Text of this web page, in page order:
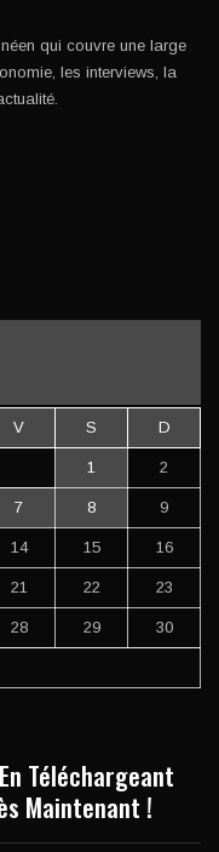
qui couvre une large
les interviews, la
V S D
1 2
7 8 9
14 15 16
21 22 23
28 29 30
Téléchargeant
Maintenant !